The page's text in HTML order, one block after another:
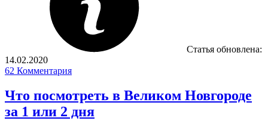
Статья обновлена:
14.02.2020
62 Комментария
Что посмотреть в Великом Новгороде
за 1 или 2 дня